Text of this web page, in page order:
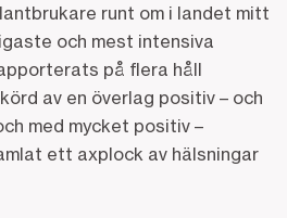
runt om i landet mitt
och mest intensiva
på flera håll
av en överlag positiv – och
med mycket positiv –
ett axplock av hälsningar